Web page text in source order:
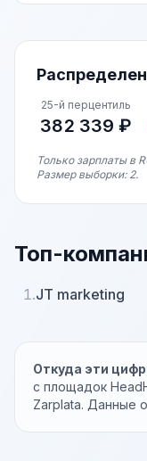
25-й перцентиль
382 339 ₽
Только зарплаты в
Размер выборки: 2.
Топ-
1.JT marketing
Откуда эти
с площадок
Zarplata. Данные